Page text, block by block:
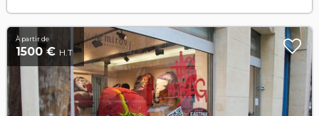
À partir de
1500 € H.T